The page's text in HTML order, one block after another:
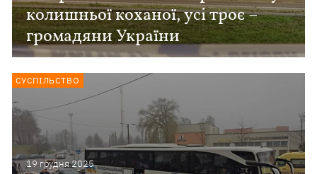
колишньої коханої, усі троє –
громадяни України
19 грудня 2025
СУСПІЛЬСТВО